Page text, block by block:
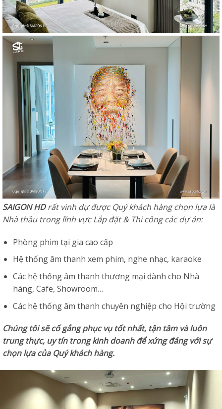
SAIGON HDrất vinh dự được Quý khách hàng chọn lựa là
Nhà thầu trong lĩnh vực Lắp đặt & Thi công các dự án:
Phòng phim tại gia cao cấp
Hệ thống âm thanh xem phim, nghe nhạc, karaoke
Các hệ thống âm thanh thương mại dành cho Nhà
hàng, Cafe, Showroom…
Các hệ thống âm thanh chuyên nghiệp cho Hội trường
Chúng tôi sẽ cố gắng phục vụ tốt nhất, tận tâm và luôn
trung thực, uy tín trong kinh doanh để xứng đáng với sự
chọn lựa của Quý khách hàng.